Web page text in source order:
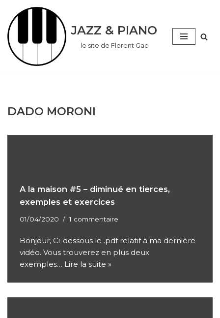
Aller
au
contenu
JAZZ & PIANO
le site de Florent Gac
DADO MORONI
A la maison #5 – diminué en tierces,
exemples et exercices
01/04/2020 1 commentaire
Bonjour, Ci-dessous le .pdf relatif à ma dernière
vidéo. Vous trouverez en plus deux
exemples… Lire la suite »